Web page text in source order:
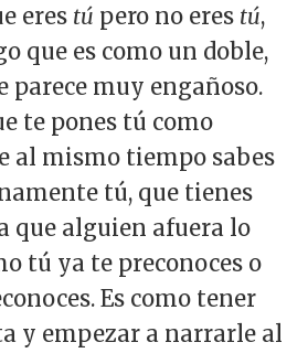
eres tú pero no eres tú,
que es como un doble,
parece muy engañoso.
te pones tú como
al mismo tiempo sabes
tú, que tienes
que alguien afuera lo
tú ya te preconoces o
Es como tener
y empezar a narrarle al